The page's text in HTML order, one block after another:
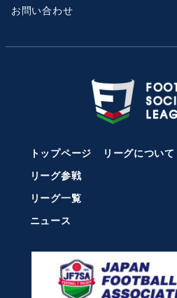
お問い合わせ
トップページ リーグについて
リーグ参戦
リーグ一覧
ニュース